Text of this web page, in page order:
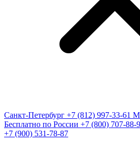
Санкт-Петербург +7 (812) 997-33-61
Бесплатно по России +7 (800) 707-88-
+7 (900) 531-78-87